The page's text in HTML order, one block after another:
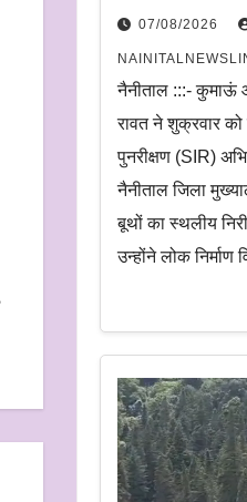
निरीक्षण.
अधिकारियों को
निस्तारण और
निर्देश
07/08/2026
नैनीताल :::- कुमाऊं
रावत ने शुक्रवार को
पुनरीक्षण (SIR)
नैनीताल जिला
बूथों का स्थलीय
उन्होंने लोक निर्माण